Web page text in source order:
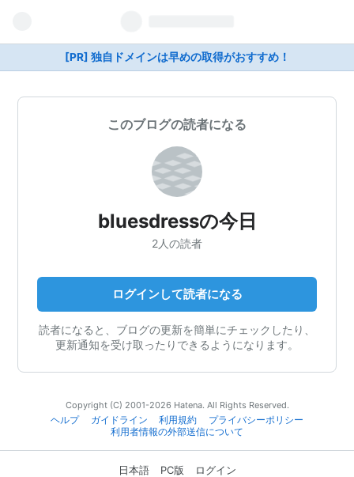
[PR] 独自ドメインは早めの取得がおすすめ！
このブログの読者になる
bluesdressの今日
2人の読者
ログインして読者になる
読者になると、ブログの更新を簡単にチェックしたり、
更新通知を受け取ったりできるようになります。
Copyright (C) 2001-2026 Hatena. All Rights Reserved.
ヘルプ
ガイドライン 利用規約
プライバシーポリシー
利用者情報の外部送信について
日本語 PC版 ログイン